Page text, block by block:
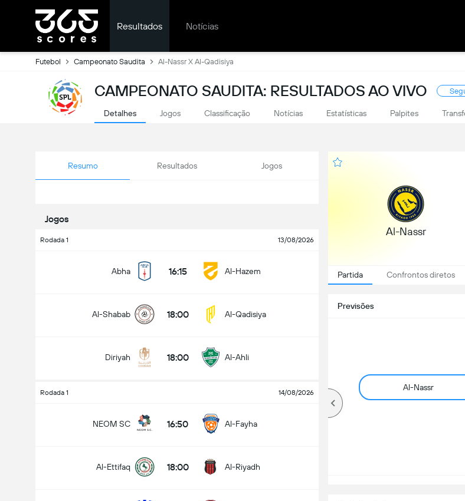
Resultados Notícias
Futebol Campeonato Saudita Al-Nassr X Al-Qadisiya
CAMPEONATO SAUDITA: RESULTADOS AO VIVO
Detalhes Jogos Classificação Notícias Estatísticas Palpites
Resumo Resultados Jogos
Jogos
Rodada 1 13/08/2026
Abha 16:15 Al-Hazem
Al-Shabab 18:00 Al-Qadisiya
Diriyah 18:00 Al-Ahli
Rodada 1 14/08/2026
NEOM SC 16:50 Al-Fayha
Al-Ettifaq 18:00 Al-Riyadh
Al-Nassr
Partida Confrontos diretos
Previsões
Al-Nassr